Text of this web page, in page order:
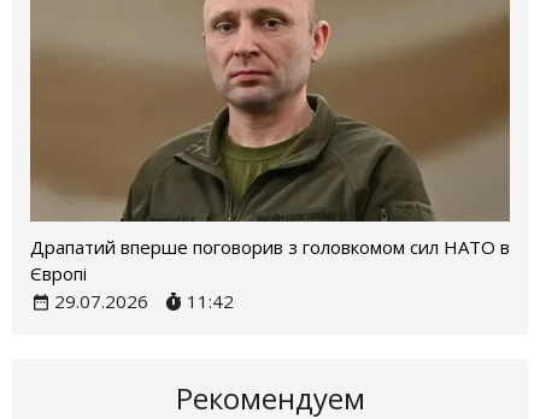
Драпатий вперше поговорив з головкомом сил НАТО в
Європі
29.07.2026
11:42
Рекомендуем